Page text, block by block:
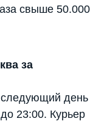
свыше 50.000
за
следующий день
23:00. Курьер